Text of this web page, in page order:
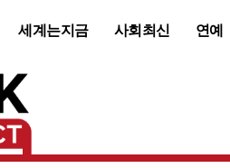
세계는지금 사회최신 연예